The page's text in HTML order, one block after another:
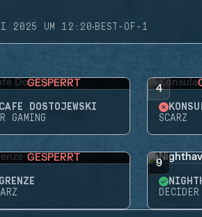
2025 UM 12:20·BEST-OF-1
GESPERRT
DOSTOJEWSKI
GAMING
4
SCARZ
GESPERRT 9
DECIDER